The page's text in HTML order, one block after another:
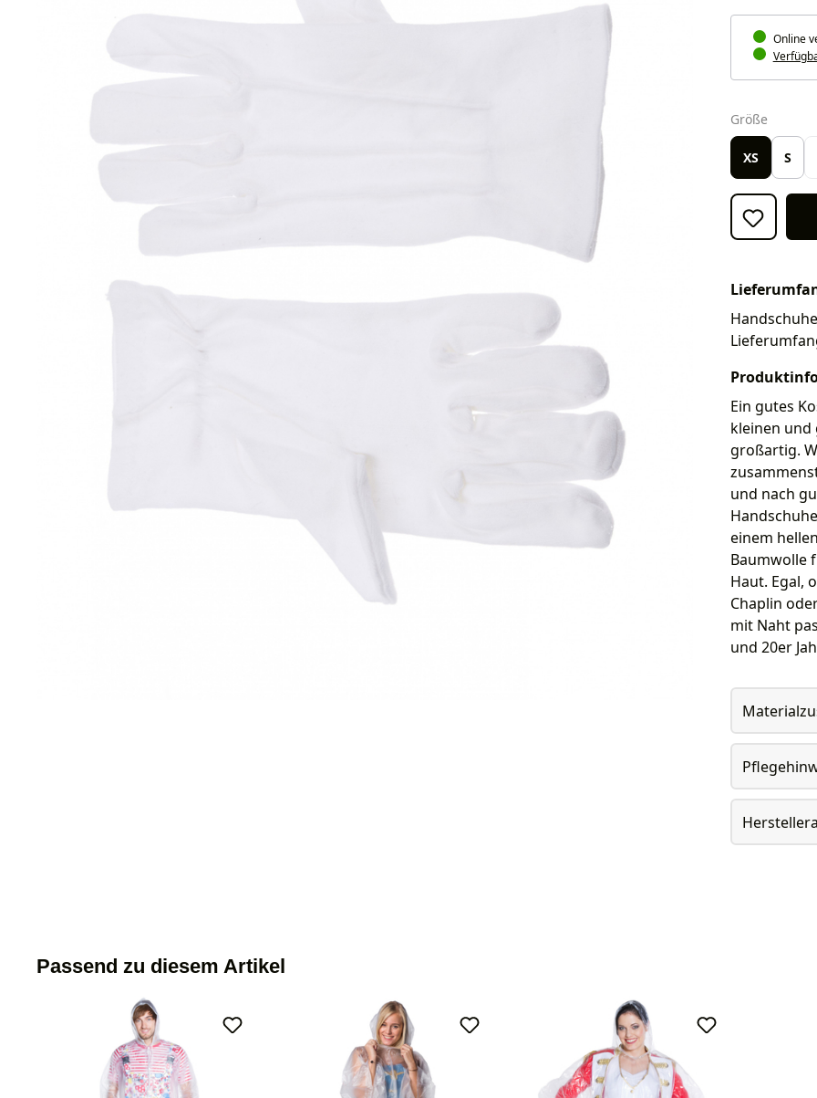
Online
Größe
XS S
Ein gutes
kleinen und
großartig.
und nach
einem
Baumwolle
Haut. Egal,
Chaplin
mit Naht
und 20er
Passend zu diesem Artikel